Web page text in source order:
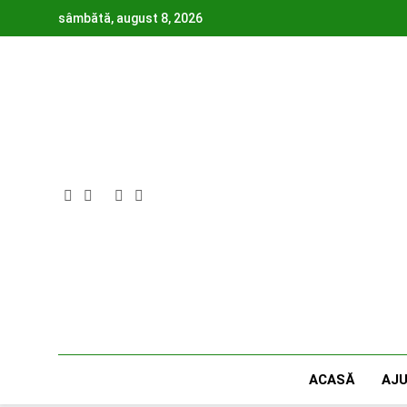
sâmbătă, august 8, 2026
ACASĂ